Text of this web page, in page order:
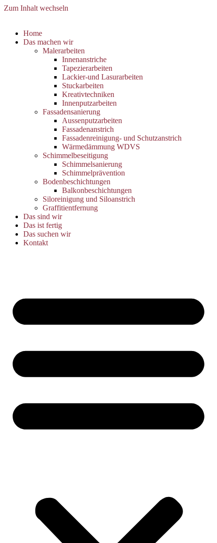
Zum Inhalt wechseln
Home
Das machen wir
Malerarbeiten
Innenanstriche
Tapezierarbeiten
Lackier-und Lasurarbeiten
Stuckarbeiten
Kreativtechniken
Innenputzarbeiten
Fassadensanierung
Aussenputzarbeiten
Fassadenanstrich
Fassadenreinigung- und Schutzanstrich
Wärmedämmung WDVS
Schimmelbeseitigung
Schimmelsanierung
Schimmelprävention
Bodenbeschichtungen
Balkonbeschichtungen
Siloreinigung und Siloanstrich
Graffitientfernung
Das sind wir
Das ist fertig
Das suchen wir
Kontakt